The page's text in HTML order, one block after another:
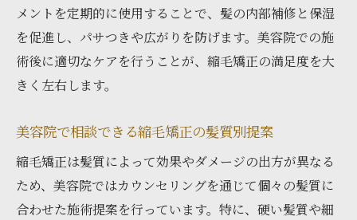
メントを定期的に使用することで、髪の内部補修と保湿
を促進し、パサつきや広がりを防げます。美容院での施
術後に適切なケアを行うことが、縮毛矯正の満足度を大
きく左右します。
美容院で相談できる縮毛矯正の髪質別提案
縮毛矯正は髪質によって効果やダメージの出方が異なる
ため、美容院ではカウンセリングを通じて個々の髪質に
合わせた施術提案を行っています。特に、硬い髪質や細